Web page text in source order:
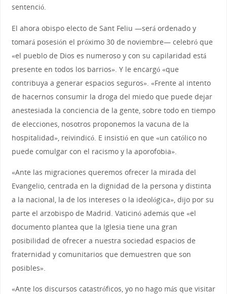
sentenció.
El ahora obispo electo de Sant Feliu —será ordenado y
tomará posesión el próximo 30 de noviembre— celebró que
«el pueblo de Dios es numeroso y con su capilaridad está
presente en todos los barrios». Y le encargó «que
contribuya a generar espacios seguros». «Frente al intento
de hacernos consumir la droga del miedo que puede dejar
anestesiada la conciencia de la gente, sobre todo en tiempo
de elecciones, nosotros proponemos la vacuna de la
hospitalidad», reivindicó. E insistió en que «un católico no
puede comulgar con el racismo y la aporofobia».
«Ante las migraciones queremos ofrecer la mirada del
Evangelio, centrada en la dignidad de la persona y distinta
a la nacional, la de los intereses o la ideológica», dijo por su
parte el arzobispo de Madrid. Vaticinó además que «el
documento plantea que la Iglesia tiene una gran
posibilidad de ofrecer a nuestra sociedad espacios de
fraternidad y comunitarios que demuestren que son
posibles».
«Ante los discursos catastróficos, yo no hago más que visitar